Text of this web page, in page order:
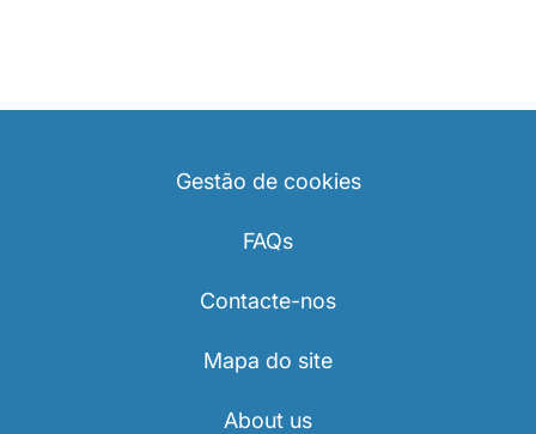
Gestão de cookies
FAQs
Contacte-nos
Mapa do site
About us